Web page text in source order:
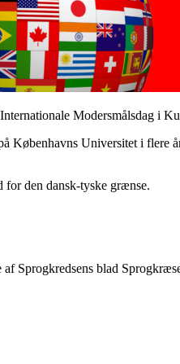
Modersmålsdag i
Københavns Universitet i
for den dansk-tyske grænse.
Sprogkredsens blad